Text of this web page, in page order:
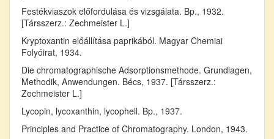
Festékviaszok előfordulása és vizsgálata. Bp., 1932.
[Társszerz.: Zechmeister L.]
Kryptoxantin előállítása paprikából. Magyar Chemiai
Folyóirat, 1934.
Die chromatographische Adsorptionsmethode. Grundlagen,
Methodik, Anwendungen. Bécs, 1937. [Társszerz.:
Zechmeister L.]
Lycopin, lycoxanthin, lycophell. Bp., 1937.
Principles and Practice of Chromatography. London, 1943.